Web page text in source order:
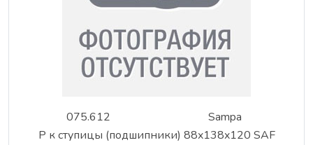
075.612
Sampa
Р к ступицы (подшипники) 88x138x120 SAF